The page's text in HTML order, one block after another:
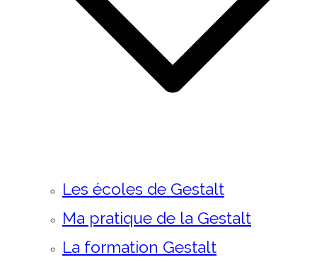
Les écoles de Gestalt
Ma pratique de la Gestalt
La formation Gestalt